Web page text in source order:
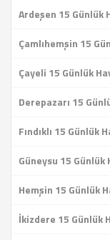
Ardeşen 15 Günlük
Çamlıhemşin 15
Çayeli 15 Günlük
Derepazarı 15
Fındıklı 15 Günlük
Güneysu 15
Hemşin 15 Günlük
İkizdere 15 Günlük